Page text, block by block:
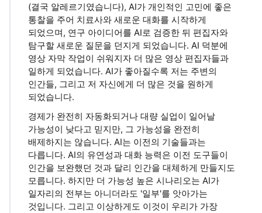
(결국 알레르기였습니다), AI가 개인적인 고민에 좋은
통찰을 주어 치료사와 새로운 대화를 시작하게
되었으며, 연구 아이디어를 AI로 검증한 뒤 편집자와
탐구할 새로운 질문을 던지게 되었습니다. AI 덕분에
영상 자막 작업이 쉬워지자 더 많은 영상 편집자들과
일하게 되었습니다. AI가 좋아질수록 저는 주변의
인간들, 그리고 저 자신에게 더 많은 것을 원하게
되었습니다.
경제가 완전히 자동화되거나 대량 실업이 일어날
가능성이 낮다고 믿지만, 그 가능성을 완전히
배제하지는 않습니다. AI는 이전의 기술들과는
다릅니다. AI의 유연성과 대화 능력은 이전 도구들이
인간을 보완했던 것과 달리 인간을 대체하게 만들지도
모릅니다. 하지만 더 가능성 높은 시나리오는 AI가
일자리의 전부는 아니더라도 '일부'를 앗아가는
것입니다. 그리고 이상하게도 이것이 우리가 가장